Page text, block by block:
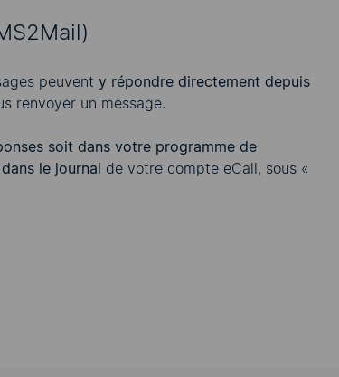
peuvent y répondre directement depuis
renvoyer un message.
soit dans votre programme de
le journal de votre compte eCall, sous «